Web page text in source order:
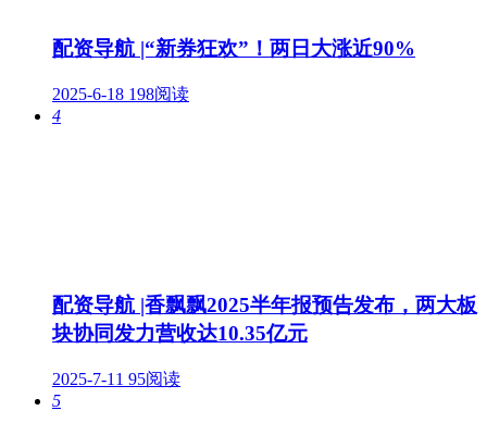
配资导航 |“新券狂欢”！两日大涨近90%
2025-6-18 198阅读
4
配资导航 |香飘飘2025半年报预告发布，两大板
块协同发力营收达10.35亿元
2025-7-11 95阅读
5